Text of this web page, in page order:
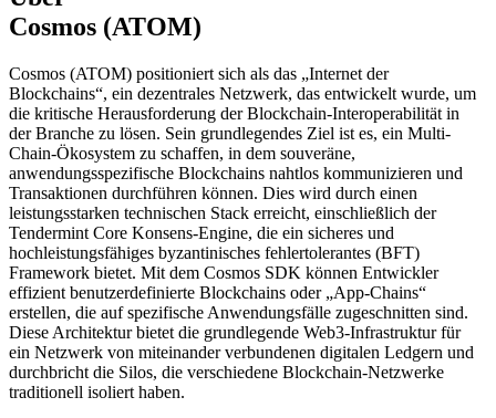
Cosmos (ATOM)
Cosmos (ATOM) positioniert sich als das „Internet der
Blockchains“, ein dezentrales Netzwerk, das entwickelt wurde, um
die kritische Herausforderung der Blockchain-Interoperabilität in
der Branche zu lösen. Sein grundlegendes Ziel ist es, ein Multi-
Chain-Ökosystem zu schaffen, in dem souveräne,
anwendungsspezifische Blockchains nahtlos kommunizieren und
Transaktionen durchführen können. Dies wird durch einen
leistungsstarken technischen Stack erreicht, einschließlich der
Tendermint Core Konsens-Engine, die ein sicheres und
hochleistungsfähiges byzantinisches fehlertolerantes (BFT)
Framework bietet. Mit dem Cosmos SDK können Entwickler
effizient benutzerdefinierte Blockchains oder „App-Chains“
erstellen, die auf spezifische Anwendungsfälle zugeschnitten sind.
Diese Architektur bietet die grundlegende Web3-Infrastruktur für
ein Netzwerk von miteinander verbundenen digitalen Ledgern und
durchbricht die Silos, die verschiedene Blockchain-Netzwerke
traditionell isoliert haben.